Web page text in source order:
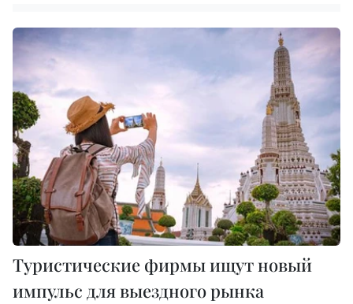
Туристические фирмы ищут новый
импульс для выездного рынка